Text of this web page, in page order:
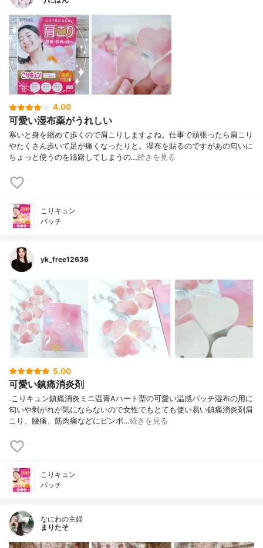
4.00
可愛い湿布薬がうれしい
寒いと身を縮めて歩くので肩こりしますよね。仕事で頑張ったら肩こり
やたくさん歩いて足が痛くなったりと。湿布を貼るのですがあの匂いに
ちょっと使うのを躊躇してしまうの…続きを見る
こりキュン
パッチ
yk_free12636
5.00
可愛い鎮痛消炎剤
.こりキュン鎮痛消炎ミニ温膏Aハート型の可愛い温感パッチ湿布の用に
匂いや剥がれが気にならないので女性でもとても使い易い鎮痛消炎剤肩
こり、腰痛、筋肉痛などにピンポ…続きを見る
こりキュン
パッチ
なにわの主婦
まりたそ